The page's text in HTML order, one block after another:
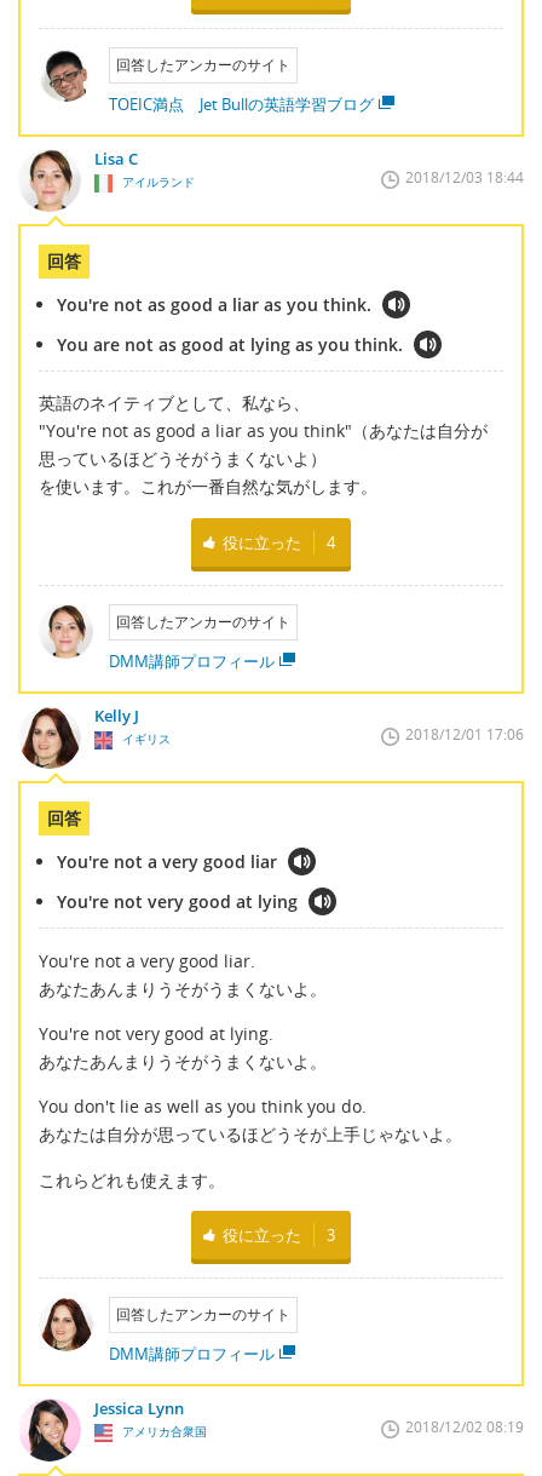
回答したアンカーのサイト
TOEIC満点 Jet Bullの英語学習ブログ
Lisa C
アイルランド 2018/12/03 18:44
回答
You're not as good a liar as you think.
You are not as good at lying as you think.
英語のネイティブとして、私なら、
"You're not as good a liar as you think"（あなたは自分が
思っているほどうそがうまくないよ）
を使います。これが一番自然な気がします。
役に立った 4
回答したアンカーのサイト
DMM講師プロフィール
Kelly J
イギリス 2018/12/01 17:06
回答
You're not a very good liar
You're not very good at lying
You're not a very good liar.
あなたあんまりうそがうまくないよ。
You're not very good at lying.
あなたあんまりうそがうまくないよ。
You don't lie as well as you think you do.
あなたは自分が思っているほどうそが上手じゃないよ。
これらどれも使えます。
役に立った 3
回答したアンカーのサイト
DMM講師プロフィール
Jessica Lynn
アメリカ合衆国 2018/12/02 08:19